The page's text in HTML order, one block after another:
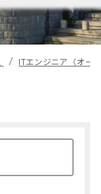
ITエンジニア（オー